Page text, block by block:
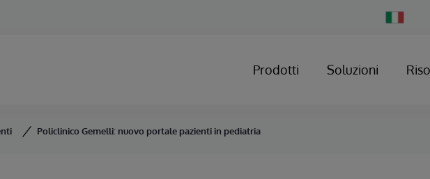
Country
Prodotti Soluzioni
Policlinico Gemelli: nuovo portale pazienti in pediatria